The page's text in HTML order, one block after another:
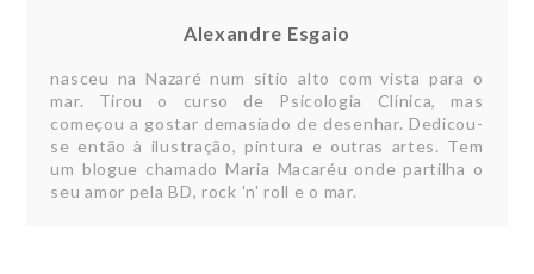
Alexandre Esgaio
nasceu na Nazaré num sítio alto com vista para o
mar. Tirou o curso de Psicologia Clínica, mas
começou a gostar demasiado de desenhar. Dedicou-
se então à ilustração, pintura e outras artes. Tem
um blogue chamado Maria Macaréu onde partilha o
seu amor pela BD, rock 'n' roll e o mar.